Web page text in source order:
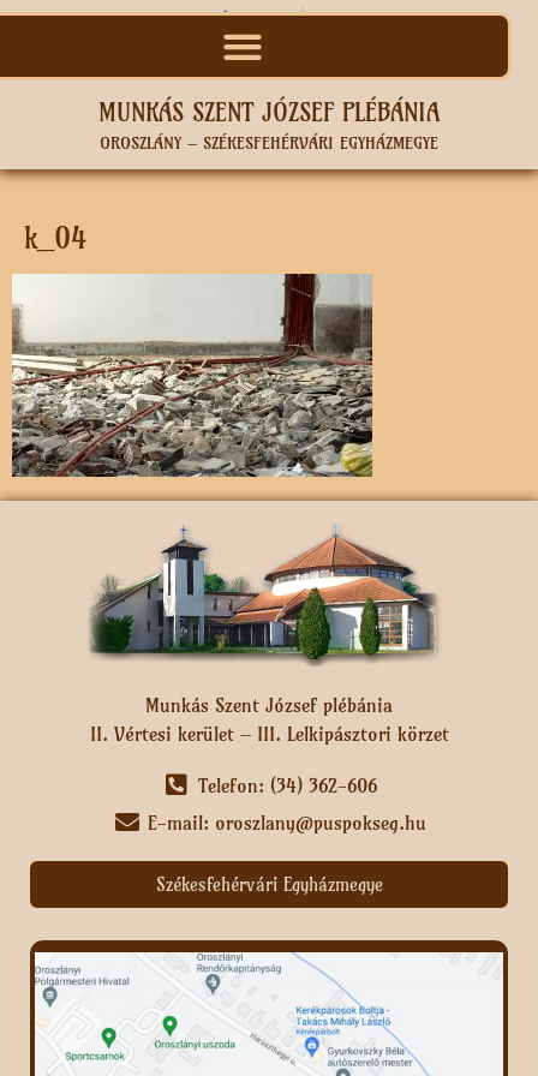
MUNKÁS SZENT JÓZSEF PLÉBÁNIA
OROSZLÁNY – SZÉKESFEHÉRVÁRI EGYHÁZMEGYE
k_04
Munkás Szent József plébánia
II. Vértesi kerület – III. Lelkipásztori körzet
Telefon: (34) 362-606
E-mail: oroszlany@puspokseg.hu
Székesfehérvári Egyházmegye